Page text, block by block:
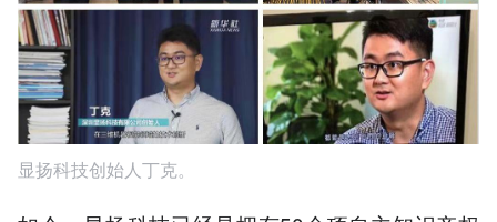
显扬科技创始人丁克。